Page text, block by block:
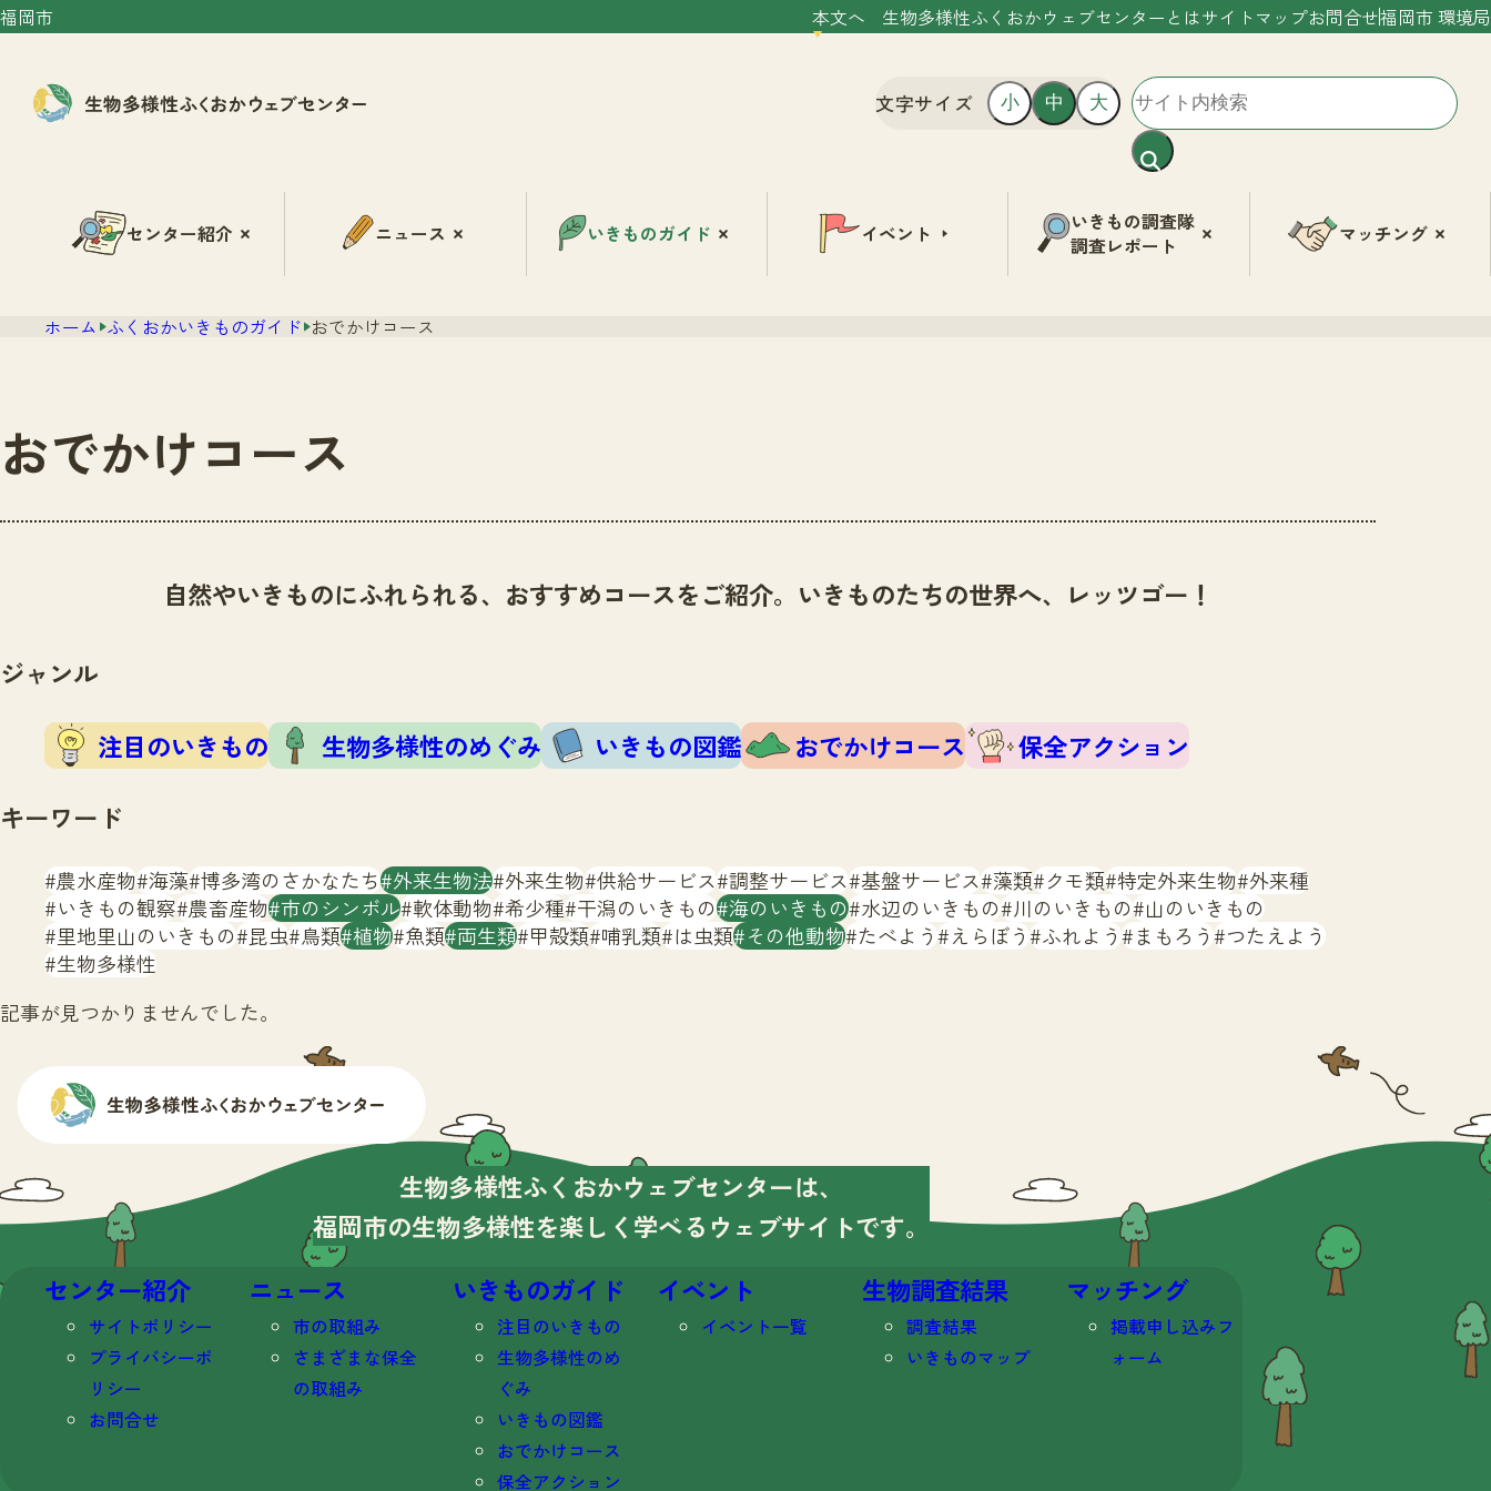
福岡市 本文へ 生物多様性ふくおかウェブセンターとはサイトマップお問合せ福岡市 環境局
文字サイズ 小 中 大
センター紹介 ニュース いきものガイド イベント
いきもの調査隊
調査レポート
マッチング
ホーム ふくおかいきものガイド おでかけコース
おでかけコース
自然やいきものにふれられる、おすすめコースをご紹介。いきものたちの世界へ、レッツゴー！
ジャンル
注目のいきもの 生物多様性のめぐみ いきもの図鑑 おでかけコース
保全アクション
キーワード
農水産物 海藻 博多湾のさかなたち 外来生物法 外来生物 供給サービス 調整サービス 基盤サービス 藻類 クモ類 特定外来生物 外来種
いきもの観察 農畜産物 市のシンボル 軟体動物 希少種 干潟のいきもの 海のいきもの 水辺のいきもの 川のいきもの 山のいきもの
里地里山のいきもの 昆虫 鳥類 植物 魚類 両生類 甲殻類 哺乳類 は虫類 その他動物 たべよう えらぼう ふれよう まもろう つたえよう
生物多様性
記事が見つかりませんでした。
生物多様性ふくおかウェブセンターは、
福岡市の生物多様性を楽しく学べる ウェブサイトです。
センター紹介
サイトポリシー
プライバシーポ
リシー
お問合せ
ニュース
市の取組み
さまざまな保全
の取組み
いきものガイド
注目のいきもの
生物多様性のめ
ぐみ
いきもの図鑑
おでかけコース
保全アクション
イベント
イベント一覧
生物調査結果
調査結果
いきものマップ
マッチング
掲載申し込みフ
ォーム